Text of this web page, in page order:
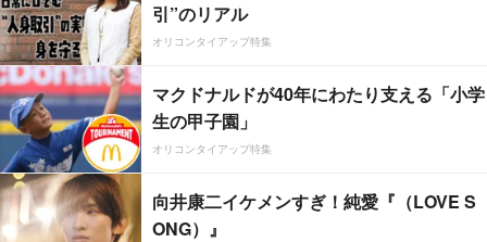
引”のリアル
オリコンタイアップ特集
マクドナルドが40年にわたり支える「小学
生の甲子園」
オリコンタイアップ特集
向井康二イケメンすぎ！純愛『（LOVE S
ONG）』